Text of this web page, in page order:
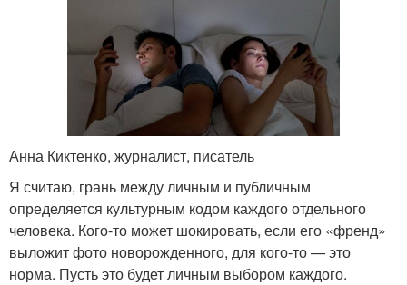
Анна Киктенко, журналист, писатель
Я считаю, грань между личным и публичным
определяется культурным кодом каждого отдельного
человека. Кого-то может шокировать, если его «френд»
выложит фото новорожденного, для кого-то — это
норма. Пусть это будет личным выбором каждого.